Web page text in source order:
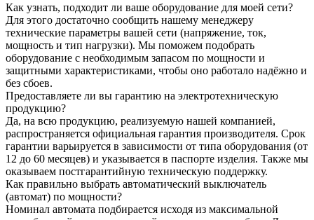
Как узнать, подходит ли ваше оборудование для моей сети?
Для этого достаточно сообщить нашему менеджеру
технические параметры вашей сети (напряжение, ток,
мощность и тип нагрузки). Мы поможем подобрать
оборудование с необходимым запасом по мощности и
защитными характеристиками, чтобы оно работало надёжно и
без сбоев.
Предоставляете ли вы гарантию на электротехническую
продукцию?
Да, на всю продукцию, реализуемую нашей компанией,
распространяется официальная гарантия производителя. Срок
гарантии варьируется в зависимости от типа оборудования (от
12 до 60 месяцев) и указывается в паспорте изделия. Также мы
оказываем постгарантийную техническую поддержку.
Как правильно выбрать автоматический выключатель
(автомат) по мощности?
Номинал автомата подбирается исходя из максимальной